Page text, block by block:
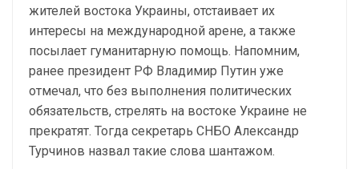
жителей востока Украины, отстаивает их
интересы на международной арене, а также
посылает гуманитарную помощь. Напомним,
ранее президент РФ Владимир Путин уже
отмечал, что без выполнения политических
обязательств, стрелять на востоке Украине не
прекратят. Тогда секретарь СНБО Александр
Турчинов назвал такие слова шантажом.